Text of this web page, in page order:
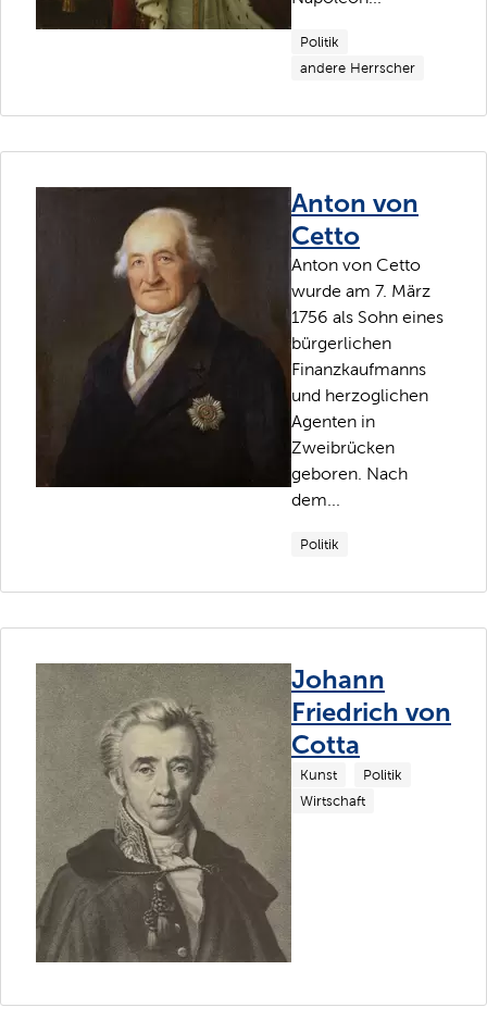
Politik
andere Herrscher
Anton von
Cetto
Anton von Cetto
wurde am 7. März
1756 als Sohn eines
bürgerlichen
Finanzkaufmanns
und herzoglichen
Agenten in
Zweibrücken
geboren. Nach
dem...
Politik
Johann
Friedrich von
Cotta
Kunst
Politik
Wirtschaft